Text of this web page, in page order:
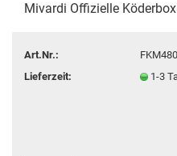
Mivardi Offizielle
Art.Nr.:
Lieferzeit:
1-3